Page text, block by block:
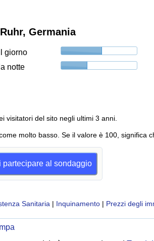
Germania
giorno
notte
visitatori del sito negli ultimi 3 anni.
molto basso. Se il valore è 100, significa
partecipare al sondaggio
Sanitaria | Inquinamento | Prezzi degli